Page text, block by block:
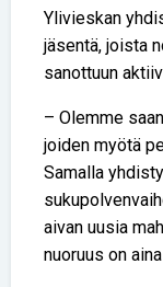
Ylivieskan
jäsentä, joista
sanottuun
– Olemme
joiden myötä
Samalla
aivan uusia
nuoruus on